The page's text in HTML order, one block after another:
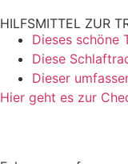
HILFSMITTEL ZUR
Dieses schöne
Diese
Dieser
Hier geht es zur